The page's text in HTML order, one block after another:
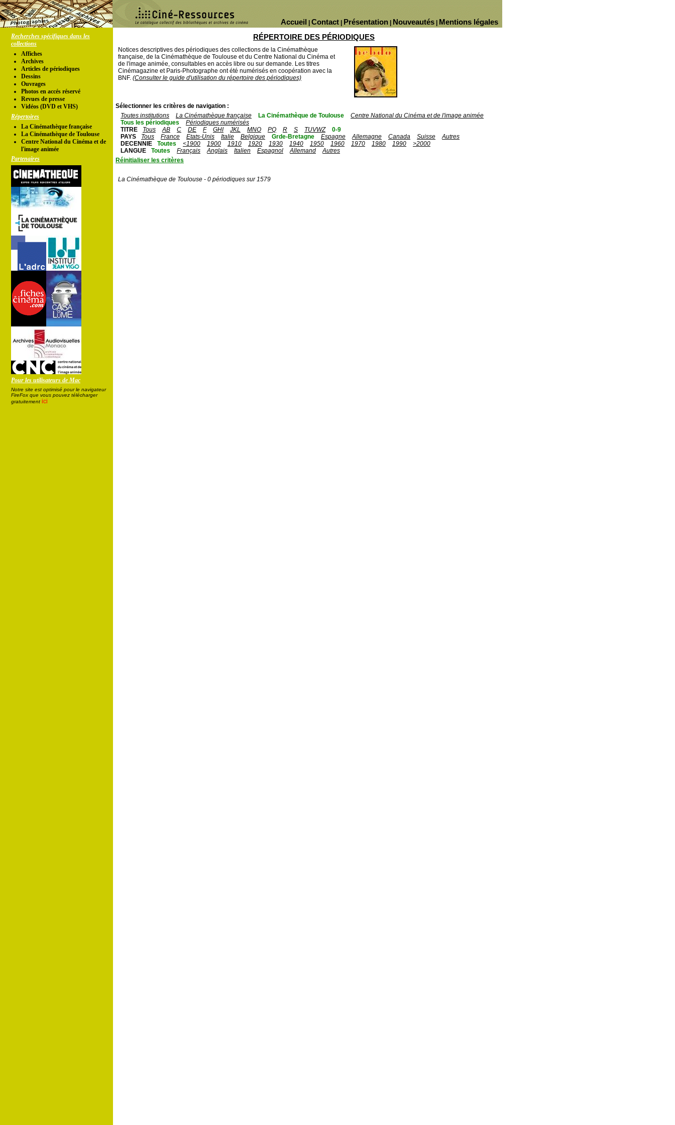
Mentions légales
Nouveautés
Présentation
Contact
Accueil
Recherches spécifiques dans les
collections
Affiches
Archives
Articles de périodiques
Dessins
Ouvrages
Photos en accés réservé
Revues de presse
Vidéos (DVD et VHS)
Répertoires
La Cinémathèque française
La Cinémathèque de Toulouse
Centre National du Cinéma et de
l'image animée
Partenaires
Pour les utilisateurs de Mac
Notre site est optimisé pour le navigateur
FireFox que vous pouvez télécharger
gratuitement ici
RÉPERTOIRE DES PÉRIODIQUES
Notices descriptives des périodiques des collections de la Cinémathèque
française, de la Cinémathèque de Toulouse et du Centre National du Cinéma et
de l'image animée, consultables en accès libre ou sur demande. Les titres
Cinémagazine et Paris-Photographe ont été numérisés en coopération avec la
BNF. (Consulter le guide d'utilisation du répertoire des périodiques)
Sélectionner les critères de navigation :
Toutes institutions
La Cinémathèque française La Cinémathèque de Toulouse
Centre National du Cinéma et de l'image animée
Tous les périodiques
Périodiques numérisés
TITRE
Tous AB C DE F GHI JKL MNO PQ R S TUVWZ
0-9
PAYS
Tous France Etats-Unis Italie Belgique Grde-Bretagne Espagne Allemagne Canada Suisse
Autres
DECENNIE
Toutes <1900 1900 1910 1920 1930 1940 1950 1960 1970 1980 1990
>2000
LANGUE
Toutes Français Anglais Italien Espagnol Allemand
Autres
Réinitialiser les critères
La Cinémathèque de Toulouse - 0 périodiques sur 1579